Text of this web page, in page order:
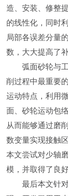
造、安装、修整
的线性化，同时
局部各误差分量
数，大大提高了
弧面砂轮与
削过程中最重要
运动特点，利用
面、砂轮运动包
从而能够通过磨
数变量实现接触
本文尝试对少轴
模，并取得了良
最后本文针